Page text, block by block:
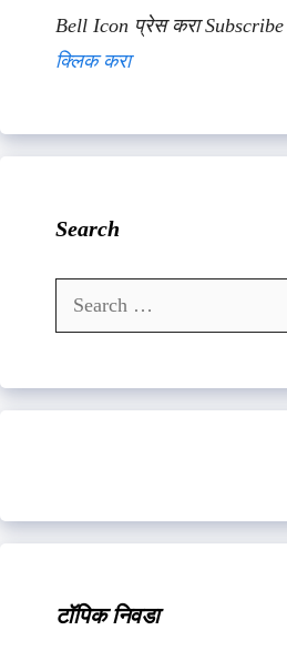
Bell Icon प्रेस करा Subscribe
क्लिक करा
Search
Search
for:
टॉपिक निवडा